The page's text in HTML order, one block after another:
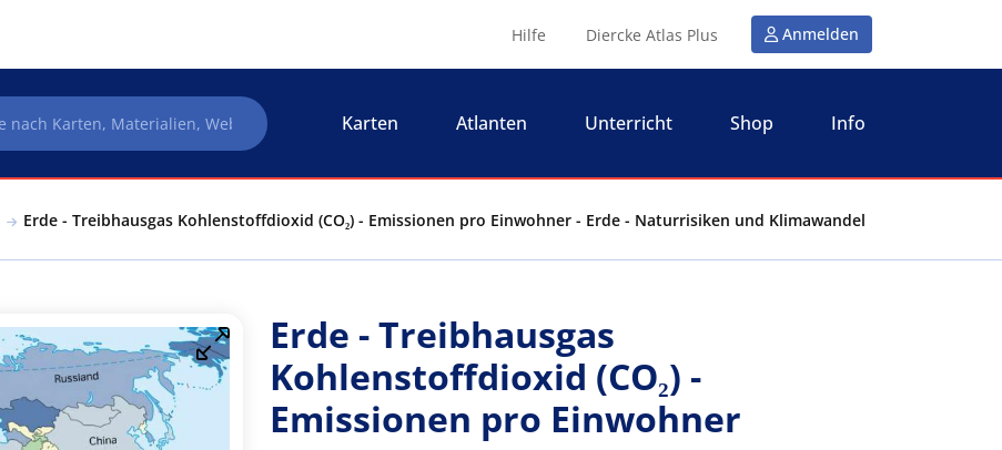
Hilfe Diercke Atlas Plus Anmelden
Karten Atlanten Unterricht Shop Info
Erde - Treibhausgas Kohlenstoffdioxid (CO₂) - Emissionen pro Einwohner - Erde - Naturrisiken und Klimawandel
Erde - Treibhausgas
Kohlenstoffdioxid (CO₂) -
Emissionen pro Einwohner